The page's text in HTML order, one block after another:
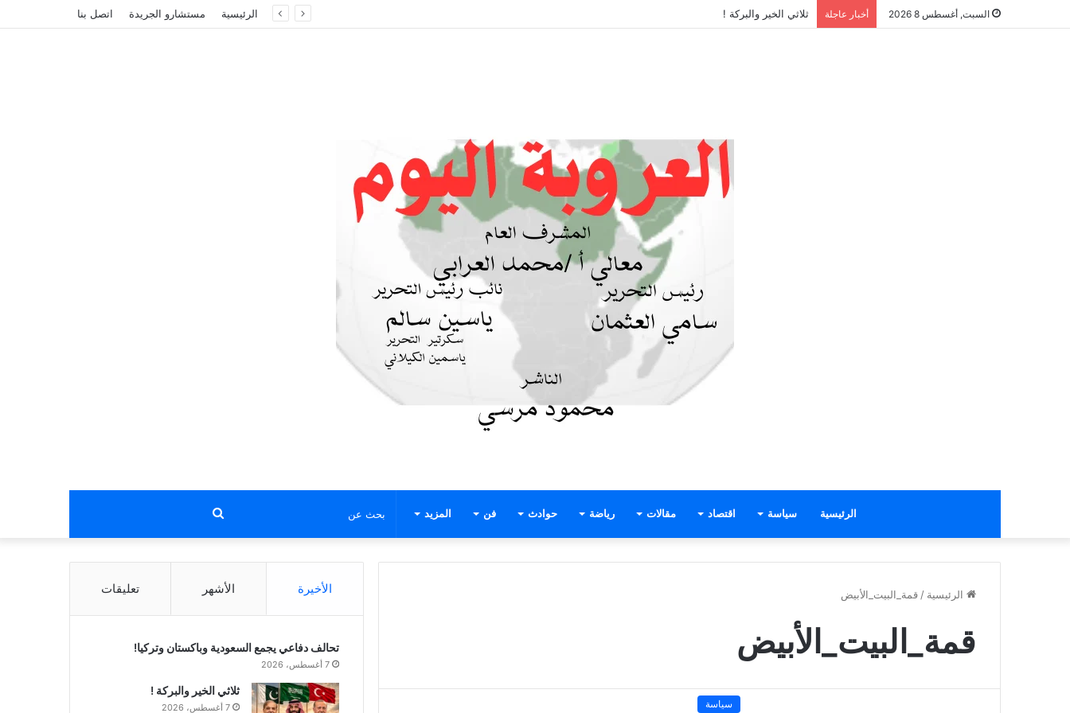
السبت, أغسطس 8 2026 أخبار عاجلة ثلاثي الخير والبركة ! الرئيسية مستشارو الجريدة اتصل بنا
الرئيسية سياسة اقتصاد مقالات رياضة حوادث فن المزيد بحث
عن
الرئيسية / قمة_البيت_الأبيض
قمة_البيت_الأبيض
سياسة
الأخيرة الأشهر تعليقات
تحالف دفاعي يجمع السعودية وباكستان وتركيا!
7 أغسطس، 2026
ثلاثي الخير والبركة !
7 أغسطس، 2026